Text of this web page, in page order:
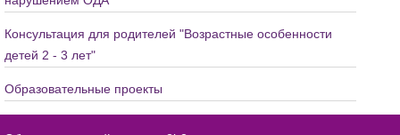
Консультация для родителей "Возрастные особенности
детей 2 - 3 лет"
Образовательные проекты